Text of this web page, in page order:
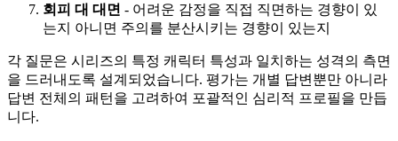
회피 대 대면 - 어려운 감정을 직접 직면하는 경향이 있
는지 아니면 주의를 분산시키는 경향이 있는지
각 질문은 시리즈의 특정 캐릭터 특성과 일치하는 성격의 측면
을 드러내도록 설계되었습니다. 평가는 개별 답변뿐만 아니라
답변 전체의 패턴을 고려하여 포괄적인 심리적 프로필을 만듭
니다.